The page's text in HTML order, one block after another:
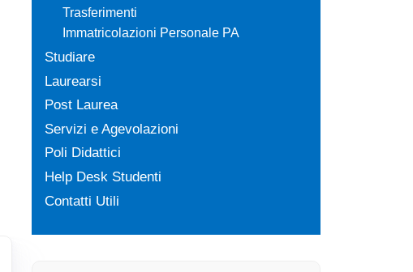
Trasferimenti
Immatricolazioni Personale PA
Studiare
Laurearsi
Post Laurea
Servizi e Agevolazioni
Poli Didattici
Help Desk Studenti
Contatti Utili